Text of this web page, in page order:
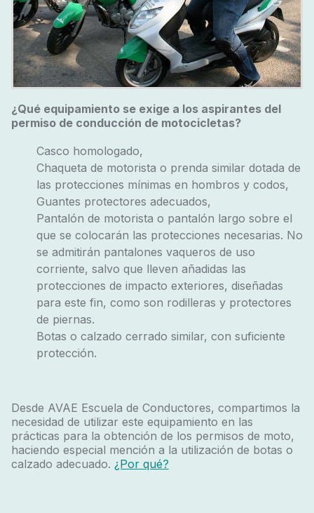
¿Qué equipamiento se exige a los aspirantes del
permiso de conducción de motocicletas?
Casco homologado,
Chaqueta de motorista o prenda similar dotada de
las protecciones mínimas en hombros y codos,
Guantes protectores adecuados,
Pantalón de motorista o pantalón largo sobre el
que se colocarán las protecciones necesarias. No
se admitirán pantalones vaqueros de uso
corriente, salvo que lleven añadidas las
protecciones de impacto exteriores, diseñadas
para este fin, como son rodilleras y protectores
de piernas.
Botas o calzado cerrado similar, con suficiente
protección.
Desde AVAE Escuela de Conductores, compartimos la
necesidad de utilizar este equipamiento en las
prácticas para la obtención de los permisos de moto,
haciendo especial mención a la utilización de botas o
calzado adecuado. ¿Por qué?